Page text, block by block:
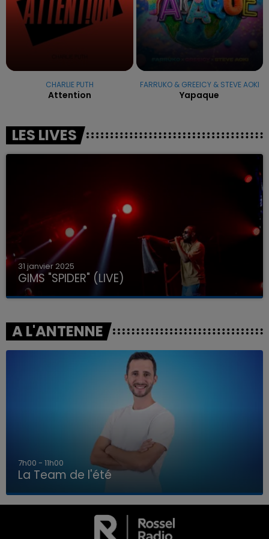
LA TEAM DE L'ÉTÉ
CHARLIE PUTH
Attention
FARRUKO & GREEICY & STEVE AOKI
Yapaque
LES LIVES
31 janvier 2025
GIMS "SPIDER" (LIVE)
A L'ANTENNE
7h00 - 11h00
La Team de l'été